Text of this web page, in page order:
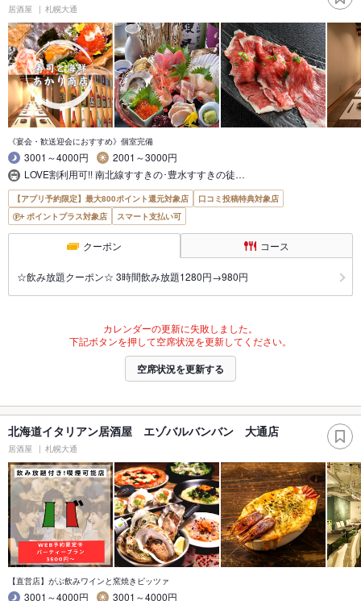
居酒屋 札幌大通
《宴会・歓送迎会におすすめ》個室完備
3001～4000円
2001～3000円
LOVE割利用可!! 南北線すすきの･豊水すすきの徒…
【アプリ予約限定】最大800ポイント還元対象店
口コミ投稿特典対象店
ポイントプラス対象店
スマート支払い可
クーポン コース
☆飲み放題クーポン☆ 3時間飲み放題1280円→980円
カレンダーの更新に失敗しました。
下記ボタンを押して空席状況を更新してください。
空席状況を更新する
北海道イタリアン居酒屋 エゾバルバンバン 大通店
居酒屋 札幌大通
【直営店】がぶ飲みワインと窯焼きピッツァ
3001～4000円
3001～4000円